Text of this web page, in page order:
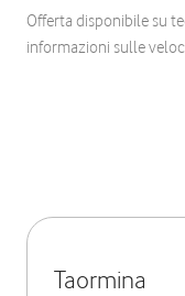
Offerta disponibile su
informazioni sulle
Taormina